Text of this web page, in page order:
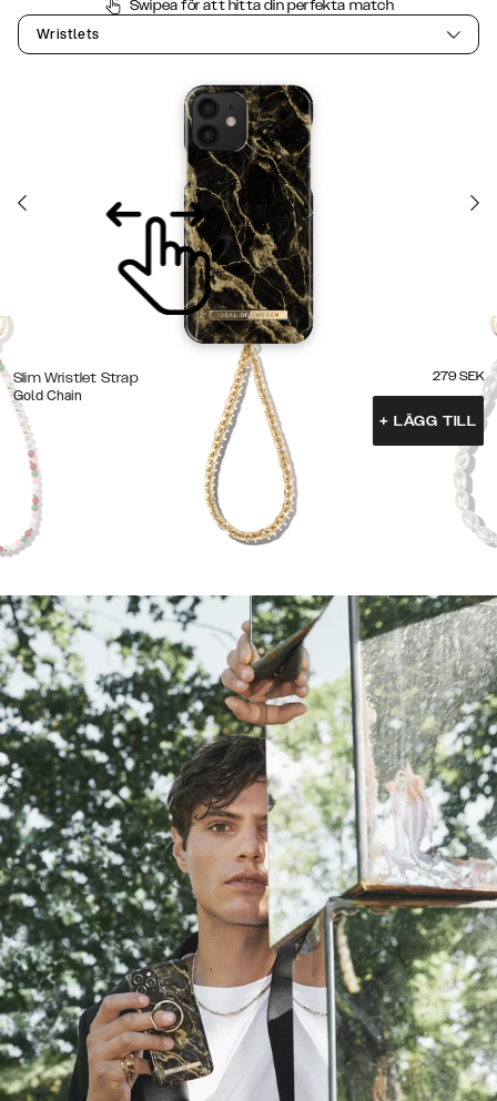
Swipea för att hitta din perfekta match
Wristlets
Slim Wristlet Strap
Gold Chain
279 SEK
+ LÄGG TILL